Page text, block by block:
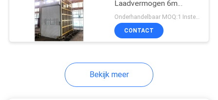
Draagbare
Laadvermogen 6m
Hefhoogte Hydraulisch
Goederen Geleiderail
Hefplatform
Onderhandelbaar MOQ:1 Instellen
CONTACT
Bekijk meer